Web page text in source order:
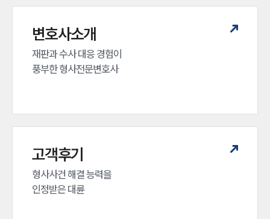
변호사소개
재판과 수사 대응 경험이
풍부한 형사전문변호사
고객후기
형사사건 해결 능력을
인정받은 대륜